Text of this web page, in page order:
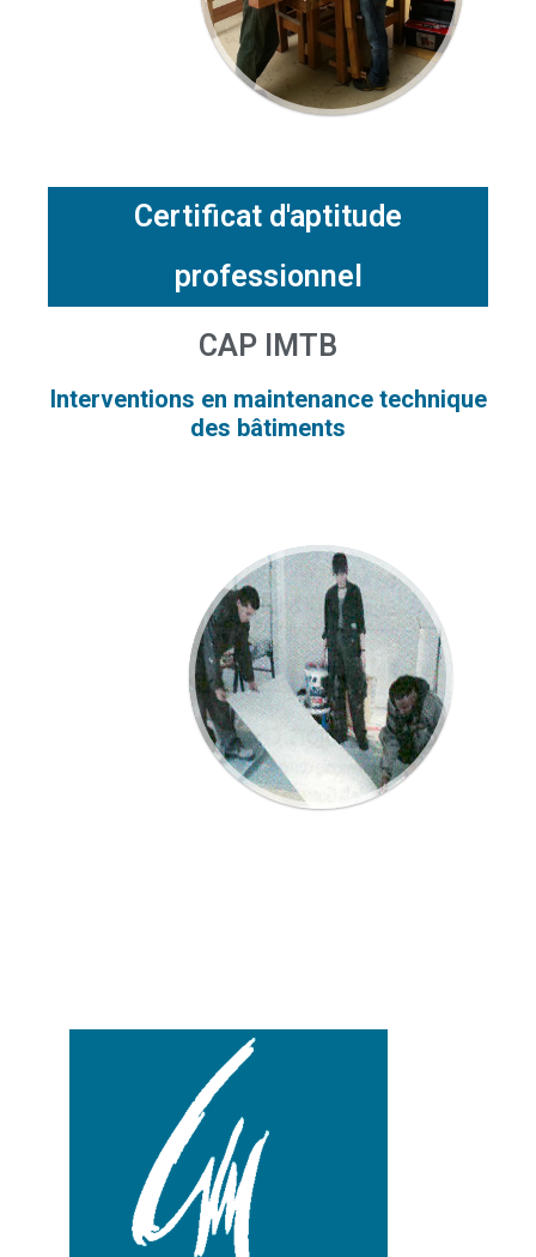
Certificat d'aptitude
professionnel
CAP IMTB
Interventions en maintenance technique
des bâtiments